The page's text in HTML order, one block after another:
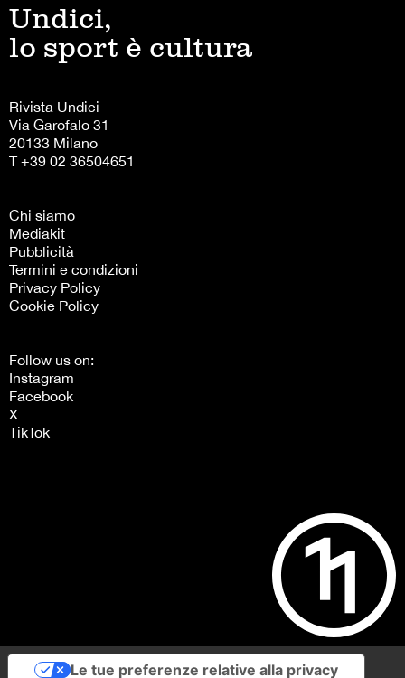
Undici,
lo sport è cultura
Rivista Undici
Via Garofalo 31
20133 Milano
T +39 02 36504651
Chi siamo
Mediakit
Pubblicità
Termini e condizioni
Privacy Policy
Cookie Policy
Follow us on:
Instagram
Facebook
X
TikTok
Le tue preferenze relative alla privacy